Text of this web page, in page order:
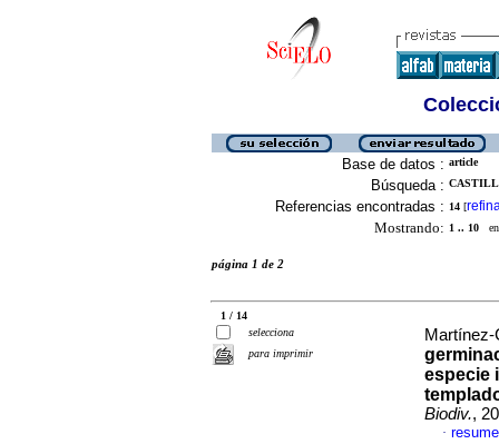
Base de datos : article
Búsqueda :
Referencias encontradas : 14 [
Mostrando: 1 .. 10 en
página 1 de 2
1 / 14
selecciona
para imprimir
especie
Biodiv.,
·